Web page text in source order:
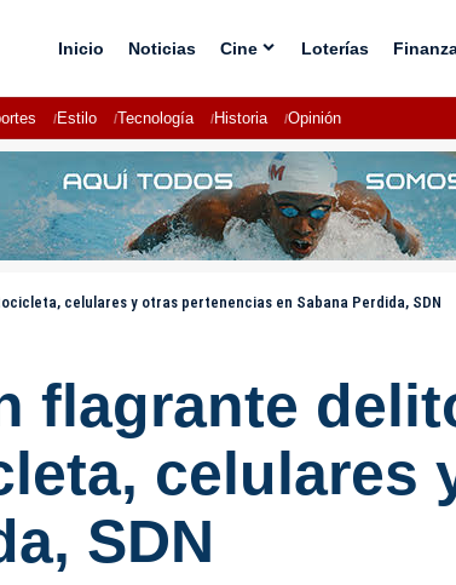
Inicio Noticias Cine Loterías
Estilo Tecnología Historia Opinión
celulares y otras pertenencias en Sabana Perdida, SDN
flagrante
celulares
SDN